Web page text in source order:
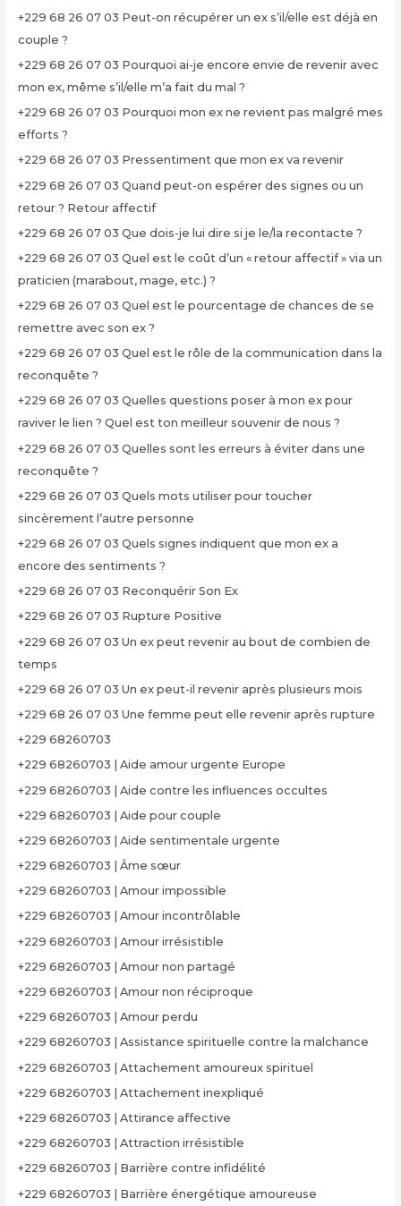
+229 68 26 07 03 Peut-on récupérer un ex s’il/elle est déjà en
couple ?
+229 68 26 07 03 Pourquoi ai-je encore envie de revenir avec
mon ex, même s’il/elle m’a fait du mal ?
+229 68 26 07 03 Pourquoi mon ex ne revient pas malgré mes
efforts ?
+229 68 26 07 03 Pressentiment que mon ex va revenir
+229 68 26 07 03 Quand peut-on espérer des signes ou un
retour ? Retour affectif
+229 68 26 07 03 Que dois-je lui dire si je le/la recontacte ?
+229 68 26 07 03 Quel est le coût d’un « retour affectif » via un
praticien (marabout, mage, etc.) ?
+229 68 26 07 03 Quel est le pourcentage de chances de se
remettre avec son ex ?
+229 68 26 07 03 Quel est le rôle de la communication dans la
reconquête ?
+229 68 26 07 03 Quelles questions poser à mon ex pour
raviver le lien ? Quel est ton meilleur souvenir de nous ?
+229 68 26 07 03 Quelles sont les erreurs à éviter dans une
reconquête ?
+229 68 26 07 03 Quels mots utiliser pour toucher
sincèrement l’autre personne
+229 68 26 07 03 Quels signes indiquent que mon ex a
encore des sentiments ?
+229 68 26 07 03 Reconquérir Son Ex
+229 68 26 07 03 Rupture Positive
+229 68 26 07 03 Un ex peut revenir au bout de combien de
temps
+229 68 26 07 03 Un ex peut-il revenir après plusieurs mois
+229 68 26 07 03 Une femme peut elle revenir après rupture
+229 68260703
+229 68260703 | Aide amour urgente Europe
+229 68260703 | Aide contre les influences occultes
+229 68260703 | Aide pour couple
+229 68260703 | Aide sentimentale urgente
+229 68260703 | Âme sœur
+229 68260703 | Amour impossible
+229 68260703 | Amour incontrôlable
+229 68260703 | Amour irrésistible
+229 68260703 | Amour non partagé
+229 68260703 | Amour non réciproque
+229 68260703 | Amour perdu
+229 68260703 | Assistance spirituelle contre la malchance
+229 68260703 | Attachement amoureux spirituel
+229 68260703 | Attachement inexpliqué
+229 68260703 | Attirance affective
+229 68260703 | Attraction irrésistible
+229 68260703 | Barrière contre infidélité
+229 68260703 | Barrière énergétique amoureuse